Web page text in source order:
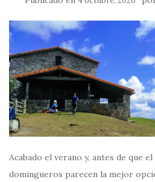
Acabado el verano y, antes de que
domingueros parecen la mejor